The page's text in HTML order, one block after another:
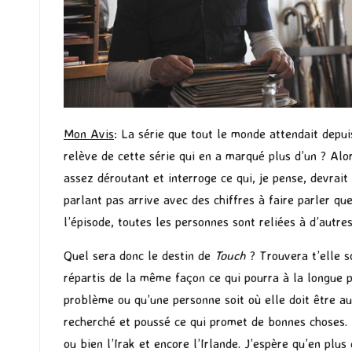
Mon Avis: La série que tout le monde attendait
relève de cette série qui en a marqué plus d’un ?
assez déroutant et interroge ce qui, je pense,
parlant pas arrive avec des chiffres à faire parler
l’épisode, toutes les personnes sont reliées à
Quel sera donc le destin de Touch ? Trouvera t’elle
répartis de la même façon ce qui pourra à la
problème ou qu’une personne soit où elle doit être
recherché et poussé ce qui promet de bonnes
ou bien l’Irak et encore l’Irlande. J’espère qu’en